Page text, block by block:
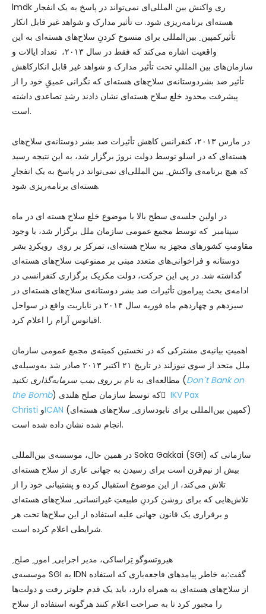
lmdk ر‌ی واکنش بین المللی‌ای نمی‌تواند در پاسخ به یک انفجار
هسته‌ای برنامه‌ریزی شود. ت تأثیر مدارک و شواهد غیر قابل انکار
تأثیرکمپین ِ بین‌المللی برای منسوخ کردنِ سلاح‌های هسته‌ای به این
واقعیت اشاره می‌کند که فقط در سال ۲۰۱۳، تعداد ایالات و
سازمان‌های بین المللیِ تحت تأثیر مدارک و شواهد غیر قابل انکارکاهش
تأثیر ضد بشردوستانه‌ی سلاح‌های هسته‌ای که نگرانی عمیقِ خود را از
پیشرفت محدود خلع سلاح هسته‌ای نشان دادند رشدِ تصاعدی داشته
است.
در مارس ۲۰۱۳، کنفرانس کاهش تأثیرات ضد بشر دوستانه‌ی سلاح‌های
هسته‌ای که در اسلو توسط دولت نروژ برگزار شد، به این نتیجه رسید
که هیچ برنامه‌ی واکنش ِ بین المللی‌ای نمی‌تواند در پاسخ به یک انفجارِ
هسته‌ای برنامه‌ریزی شود.
در اولین جلسه‌ی سطح بالا با موضوع خلع سلاح هسته ای در ماه
سپتامبر که توسط مجمع عمومی سازمان ملل برگزار شد، با وجود
مقاومتِ کشورهای مجهز به سلاح هسته‌ای، تمرکز بر روی رویکردِ بشر
دوستانه و فراخوانی‌های متعدد مبنی بر ممنوعیت سلاح‌های هسته‌ای
گذاشته شد. در پی این حرکت، دولت مکزیک برگزاری کنفرانسی در
ادامه‌ی بحث پیرامون تأثیرات ضد بشر دوستانه‌ی سلاح‌های هسته‌ای در
سیزدهم و چهاردهم ماه فوریه سال ۲۰۱۴ در نایاریت واقع در سواحل
اقیانوس آرام را اعلام کرد.
اهمیتِ بیانیه‌ی مشترکی که در نخستین کمیته‌ی مجمع عمومی سازمان
ملل متحد از سوی نیوزلند در تاریخ ۲۱ اکتبر ۲۰۱۳ صادر شد به‌وسیله‌ی
مطالعه‌ای به نام بر روی بمب سرمایه‌گذاری نکنید (Don`t Bank on
the Bomb
) که توسط سازمان صلح هلندی ِ IKV Pax
Christi وICAN (کمپین بین‌المللی برای نابودسازی ِ سلاح‌های هسته‌ای)
انجام شده نشان داده شده است.
در همین حال، موسسه‌ی بین‌المللی Soka Gakkai (SGI) سازمانی که
بیش از نیم‌قرن است برای رسیدن به جهانی عاری از سلاح هسته‌ای
تلاش می‌کند، از این موضوع استقبال کرده و پشتیبانی خود را از
تلاش‌هایی که برای روشن کردنِ طبیعتِ غیرانسانی ِ سلاح‌های هسته‌ای
و برقراری یک قانون جهانی علیه استفاده از این سلاح‌ها تحت هر
شرایطی اعلام کرده است.
هیروتسوگو تِراساکی، مدیر اجرایی ِ امور ِ صلح ِ
موسسه‌ی SGI به IDN گفت:به خاطر پیامدهای فاجعه‌باری که استفاده
از سلاح‌های هسته‌ای به همراه دارد، باید یک قدم جلوتر رفت و دولت‌ها
را مجبور کرد تا به صراحت اعلام کنند هرگونه استفاده از سلاح